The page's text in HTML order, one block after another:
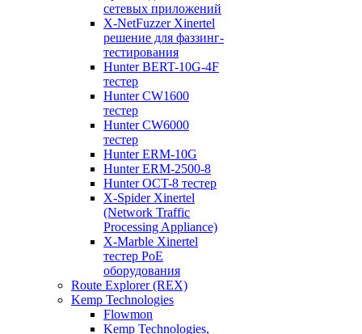
сетевых приложений
X-NetFuzzer Xinertel
решение для фаззинг-
тестирования
Hunter BERT-10G-4F
тестер
Hunter CW1600
тестер
Hunter CW6000
тестер
Hunter ERM-10G
Hunter ERM-2500-8
Hunter OCT-8 тестер
X-Spider Xinertel
(Network Traffic
Processing Appliance)
X-Marble Xinertel
тестер PoE
оборудования
Route Explorer (REX)
Kemp Technologies
Flowmon
Kemp Technologies,